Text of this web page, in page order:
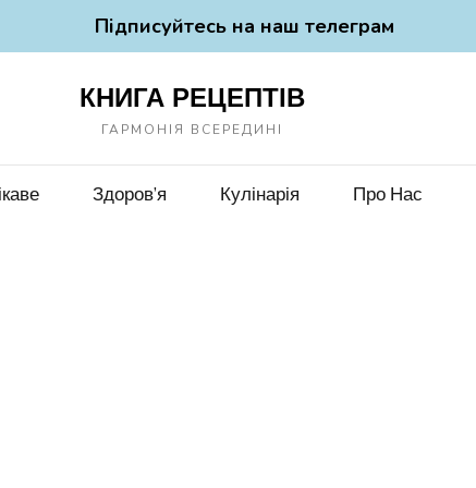
Підписуйтесь на наш телеграм
КНИГА РЕЦЕПТІВ
ГАРМОНІЯ ВСЕРЕДИНІ
Здоров’я Кулінарія Про Нас